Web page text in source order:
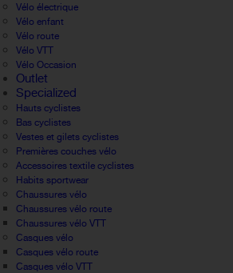
Vélo électrique
Vélo enfant
Vélo route
Vélo VTT
Vélo Occasion
Outlet
Specialized
Hauts cyclistes
Bas cyclistes
Vestes et gilets cyclistes
Premières couches vélo
Accessoires textile cyclistes
Habits sportwear
Chaussures vélo
Chaussures vélo route
Chaussures vélo VTT
Casques vélo
Casques vélo route
Casques vélo VTT